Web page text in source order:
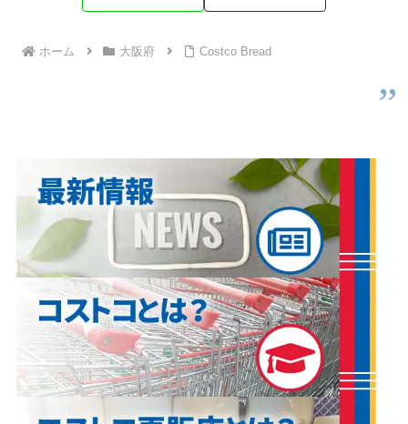
ホーム 大阪府 Costco Bread